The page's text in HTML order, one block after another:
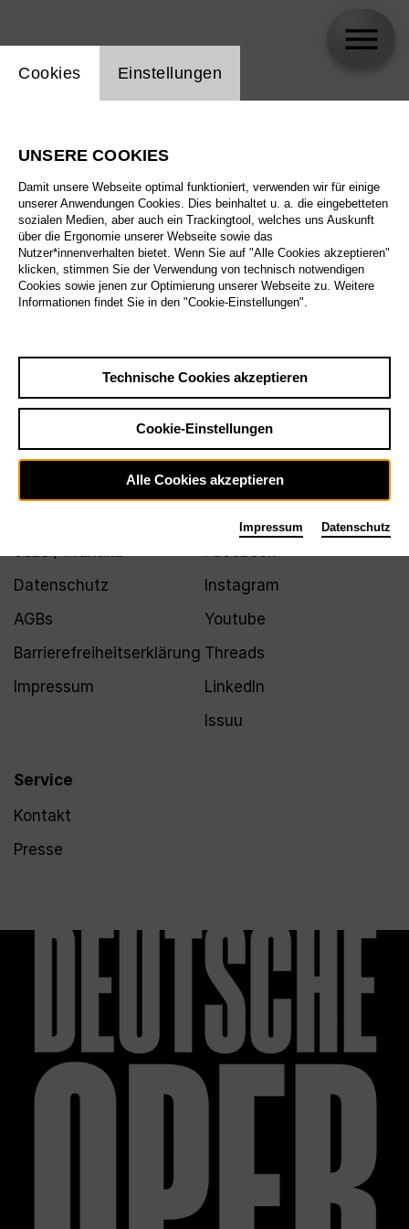
Biographie
Spielplan
Jobs / Praktika
Datenschutz
AGBs
Barrierefreiheitserklärung
Impressum
Service
Kontakt
Presse
Facebook
Instagram
Youtube
Threads
LinkedIn
Issuu
Einstellung Website Cookie
Cookies Einstellungen
UNSERE COOKIES
Damit unsere Webseite optimal funktioniert, verwenden wir für einige
unserer Anwendungen Cookies. Dies beinhaltet u. a. die eingebetteten
sozialen Medien, aber auch ein Trackingtool, welches uns Auskunft
über die Ergonomie unserer Webseite sowie das
Nutzer*innenverhalten bietet. Wenn Sie auf "Alle Cookies akzeptieren"
klicken, stimmen Sie der Verwendung von technisch notwendigen
Cookies sowie jenen zur Optimierung unserer Webseite zu. Weitere
Informationen findet Sie in den "Cookie-Einstellungen".
Technische Cookies akzeptieren
Cookie-Einstellungen
Alle Cookies akzeptieren
Impressum Datenschutz